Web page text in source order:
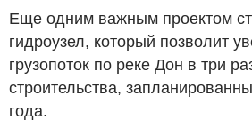
Еще одним важным проектом
гидроузел, который позволит
грузопоток по реке Дон в три
строительства,
года.